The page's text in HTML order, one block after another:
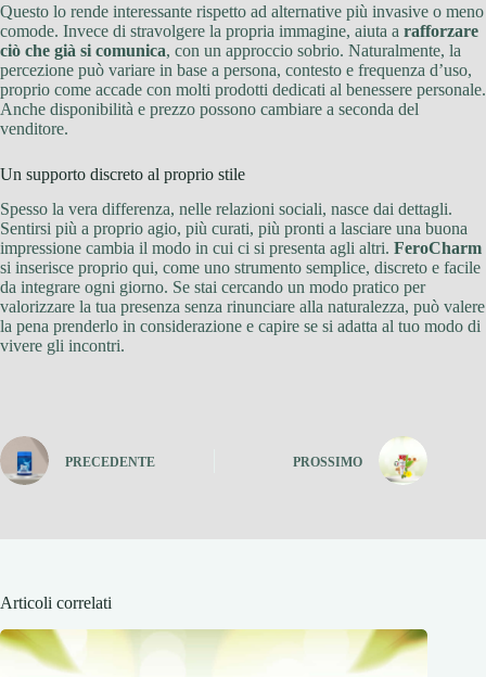
Questo lo rende interessante rispetto ad alternative più invasive o meno
comode. Invece di stravolgere la propria immagine, aiuta a rafforzare
ciò che già si comunica, con un approccio sobrio. Naturalmente, la
percezione può variare in base a persona, contesto e frequenza d’uso,
proprio come accade con molti prodotti dedicati al benessere personale.
Anche disponibilità e prezzo possono cambiare a seconda del
venditore.
Un supporto discreto al proprio stile
Spesso la vera differenza, nelle relazioni sociali, nasce dai dettagli.
Sentirsi più a proprio agio, più curati, più pronti a lasciare una buona
impressione cambia il modo in cui ci si presenta agli altri. FeroCharm
si inserisce proprio qui, come uno strumento semplice, discreto e facile
da integrare ogni giorno. Se stai cercando un modo pratico per
valorizzare la tua presenza senza rinunciare alla naturalezza, può valere
la pena prenderlo in considerazione e capire se si adatta al tuo modo di
vivere gli incontri.
PRECEDENTE PROSSIMO
Articoli correlati